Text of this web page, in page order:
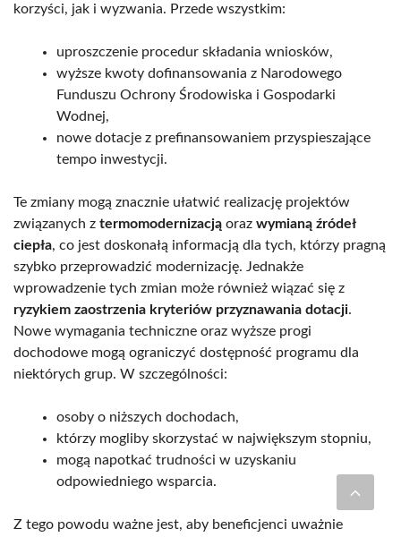
korzyści, jak i wyzwania. Przede wszystkim:
uproszczenie procedur składania wniosków,
wyższe kwoty dofinansowania z Narodowego
Funduszu Ochrony Środowiska i Gospodarki
Wodnej,
nowe dotacje z prefinansowaniem przyspieszające
tempo inwestycji.
Te zmiany mogą znacznie ułatwić realizację projektów
związanych z termomodernizacją oraz wymianą źródeł
ciepła, co jest doskonałą informacją dla tych, którzy pragną
szybko przeprowadzić modernizację. Jednakże
wprowadzenie tych zmian może również wiązać się z
ryzykiem zaostrzenia kryteriów przyznawania dotacji.
Nowe wymagania techniczne oraz wyższe progi
dochodowe mogą ograniczyć dostępność programu dla
niektórych grup. W szczególności:
osoby o niższych dochodach,
którzy mogliby skorzystać w największym stopniu,
mogą napotkać trudności w uzyskaniu
odpowiedniego wsparcia.
Z tego powodu ważne jest, aby beneficjenci uważnie